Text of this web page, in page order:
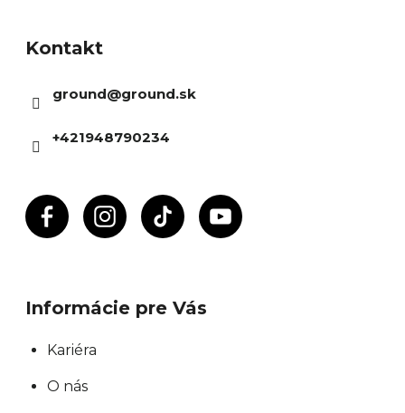
Kontakt
ground@ground.sk
+421948790234
Informácie pre Vás
Kariéra
O nás